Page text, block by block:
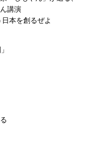
講演
本を創るぜよ